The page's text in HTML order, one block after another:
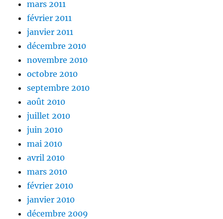
mars 2011
février 2011
janvier 2011
décembre 2010
novembre 2010
octobre 2010
septembre 2010
août 2010
juillet 2010
juin 2010
mai 2010
avril 2010
mars 2010
février 2010
janvier 2010
décembre 2009